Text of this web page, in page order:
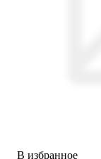
В избранное